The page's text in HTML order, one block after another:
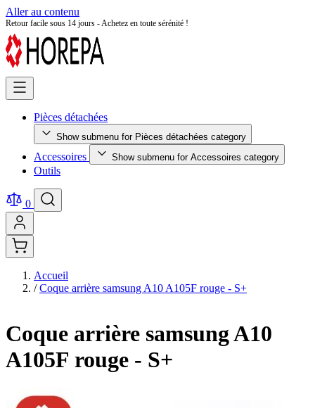
Aller au contenu
Retour facile sous 14 jours - Achetez en toute sérénité !
Pièces détachées
Show submenu for Pièces détachées category
Accessoires Show submenu for Accessoires category
Outils
0
Accueil
/ Coque arrière samsung A10 A105F rouge - S+
Coque arrière samsung A10
A105F rouge - S+